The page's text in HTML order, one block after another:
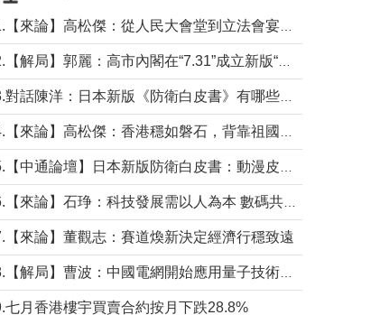
【來論】董觀志：賽道煥新決定經濟行穩致遠
七月香港樓宇買賣合約按月下跌28.8%